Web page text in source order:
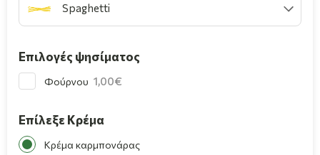
Spaghetti
Επιλογές ψησίματος
Φούρνου 1,00
Επίλεξε Κρέμα
Κρέμα καρμπονάρας